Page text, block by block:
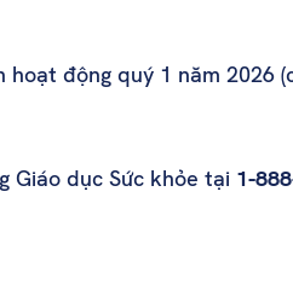
động quý 1 năm 2026
Giáo dục Sức khỏe tại 1-